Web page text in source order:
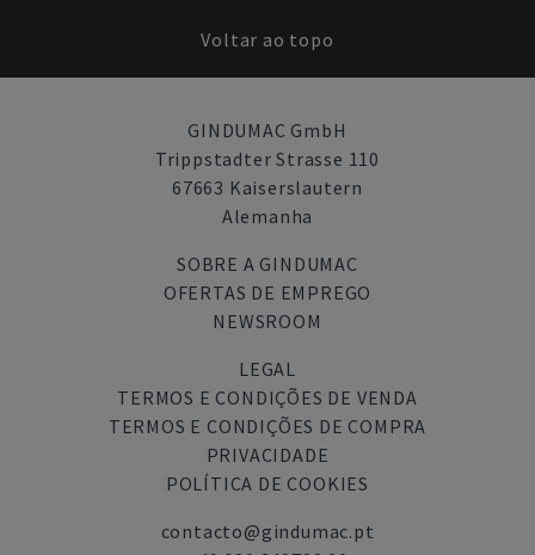
Voltar ao topo
GINDUMAC GmbH
Trippstadter Strasse 110
67663 Kaiserslautern
Alemanha
SOBRE A GINDUMAC
OFERTAS DE EMPREGO
NEWSROOM
LEGAL
TERMOS E CONDIÇÕES DE VENDA
TERMOS E CONDIÇÕES DE COMPRA
PRIVACIDADE
POLÍTICA DE COOKIES
contacto@gindumac.pt